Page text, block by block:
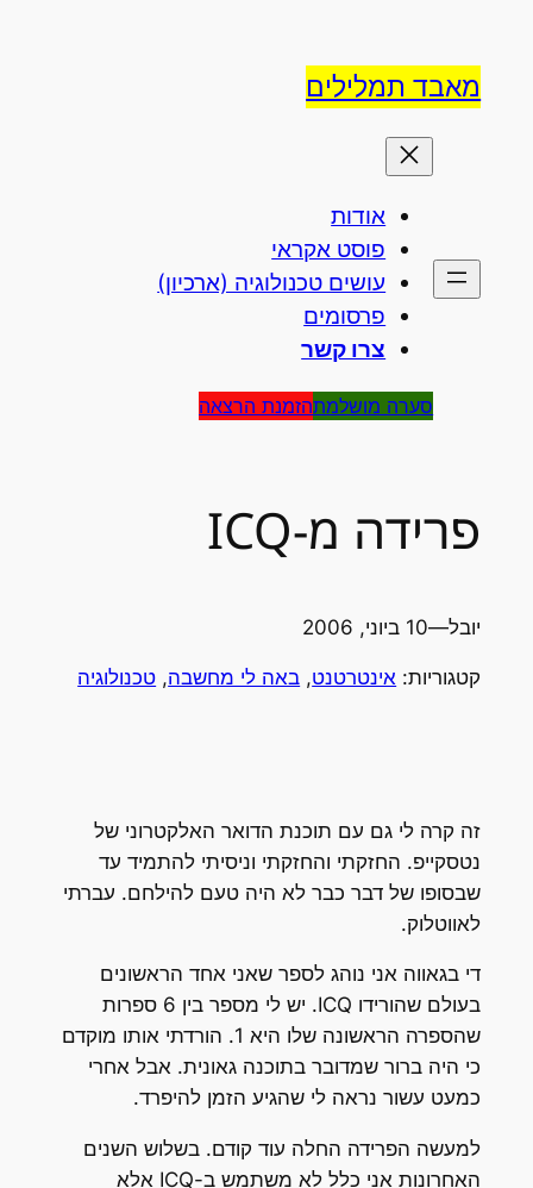
מאבד תמלילים
אודות
פוסט אקראי
עושים טכנולוגיה (ארכיון)
פרסומים
צרו קשר
סערה מושלמתהזמנת הרצאה
פרידה מ-ICQ
יובל—10 ביוני, 2006
קטגוריות: אינטרטנט, באה לי מחשבה, טכנולוגיה
זה קרה לי גם עם תוכנת הדואר האלקטרוני של
נטסקייפ. החזקתי והחזקתי וניסיתי להתמיד עד
שבסופו של דבר כבר לא היה טעם להילחם. עברתי
לאווטלוק.
די בגאווה אני נוהג לספר שאני אחד הראשונים
בעולם שהורידו ICQ. יש לי מספר בין 6 ספרות
שהספרה הראשונה שלו היא 1. הורדתי אותו מוקדם
כי היה ברור שמדובר בתוכנה גאונית. אבל אחרי
כמעט עשור נראה לי שהגיע הזמן להיפרד.
למעשה הפרידה החלה עוד קודם. בשלוש השנים
האחרונות אני כלל לא משתמש ב-ICQ אלא